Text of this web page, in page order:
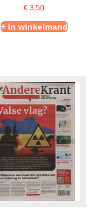
€ 3,50
+ In winkelmand